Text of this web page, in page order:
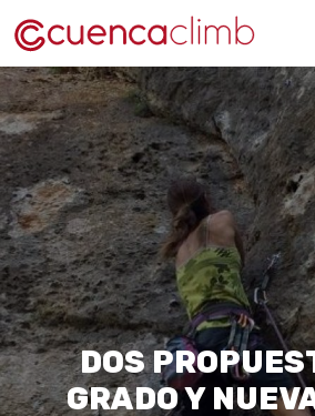
Saltar
al
contenido
DOS
GRADO Y